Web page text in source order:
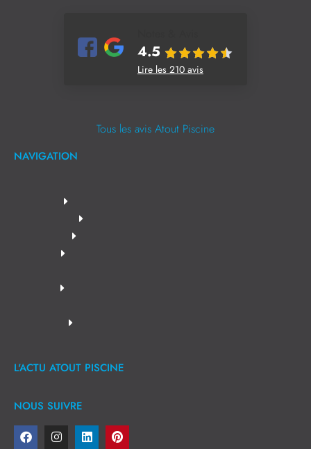
4.5
Lire les 210 avis
Tous les avis Atout Piscine
NAVIGATION
L'ACTU ATOUT PISCINE
NOUS SUIVRE